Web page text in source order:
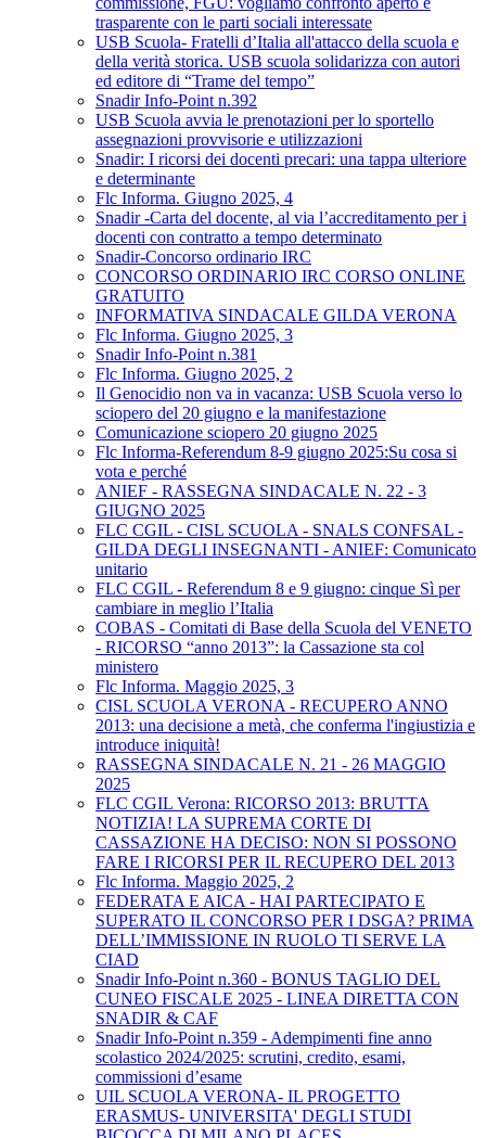
trasparente con le parti sociali interessate
USB Scuola- Fratelli d’Italia all'attacco della scuola e
della verità storica. USB scuola solidarizza con autori
ed editore di “Trame del tempo”
Snadir Info-Point n.392
USB Scuola avvia le prenotazioni per lo sportello
assegnazioni provvisorie e utilizzazioni
Snadir: I ricorsi dei docenti precari: una tappa ulteriore
e determinante
Flc Informa. Giugno 2025, 4
Snadir -Carta del docente, al via l’accreditamento per i
docenti con contratto a tempo determinato
Snadir-Concorso ordinario IRC
CONCORSO ORDINARIO IRC CORSO ONLINE
GRATUITO
INFORMATIVA SINDACALE GILDA VERONA
Flc Informa. Giugno 2025, 3
Snadir Info-Point n.381
Flc Informa. Giugno 2025, 2
Il Genocidio non va in vacanza: USB Scuola verso lo
sciopero del 20 giugno e la manifestazione
Comunicazione sciopero 20 giugno 2025
Flc Informa-Referendum 8-9 giugno 2025:Su cosa si
vota e perché
ANIEF - RASSEGNA SINDACALE N. 22 - 3
GIUGNO 2025
FLC CGIL - CISL SCUOLA - SNALS CONFSAL -
GILDA DEGLI INSEGNANTI - ANIEF: Comunicato
unitario
FLC CGIL - Referendum 8 e 9 giugno: cinque Sì per
cambiare in meglio l’Italia
COBAS - Comitati di Base della Scuola del VENETO
- RICORSO “anno 2013”: la Cassazione sta col
ministero
Flc Informa. Maggio 2025, 3
CISL SCUOLA VERONA - RECUPERO ANNO
2013: una decisione a metà, che conferma l'ingiustizia e
introduce iniquità!
RASSEGNA SINDACALE N. 21 - 26 MAGGIO
2025
FLC CGIL Verona: RICORSO 2013: BRUTTA
NOTIZIA! LA SUPREMA CORTE DI
CASSAZIONE HA DECISO: NON SI POSSONO
FARE I RICORSI PER IL RECUPERO DEL 2013
Flc Informa. Maggio 2025, 2
FEDERATA E AICA - HAI PARTECIPATO E
SUPERATO IL CONCORSO PER I DSGA? PRIMA
DELL’IMMISSIONE IN RUOLO TI SERVE LA
CIAD
Snadir Info-Point n.360 - BONUS TAGLIO DEL
CUNEO FISCALE 2025 - LINEA DIRETTA CON
SNADIR & CAF
Snadir Info-Point n.359 - Adempimenti fine anno
scolastico 2024/2025: scrutini, credito, esami,
commissioni d’esame
UIL SCUOLA VERONA- IL PROGETTO
ERASMUS- UNIVERSITA' DEGLI STUDI